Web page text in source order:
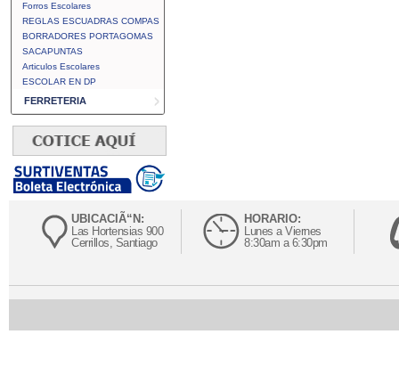
Forros Escolares
REGLAS ESCUADRAS COMPAS
BORRADORES PORTAGOMAS
SACAPUNTAS
Articulos Escolares
ESCOLAR EN DP
FERRETERIA
UBICACIÃ“N:
Las Hortensias 900
Cerrillos, Santiago
HORARIO:
Lunes a Viernes
8:30am a 6:30pm